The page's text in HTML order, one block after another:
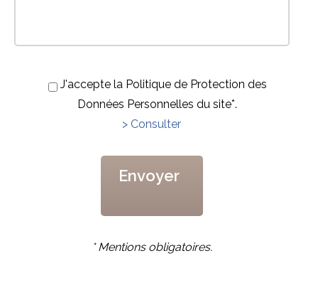
J'accepte la Politique de Protection des
Données Personnelles du site*.
> Consulter
* Mentions obligatoires.